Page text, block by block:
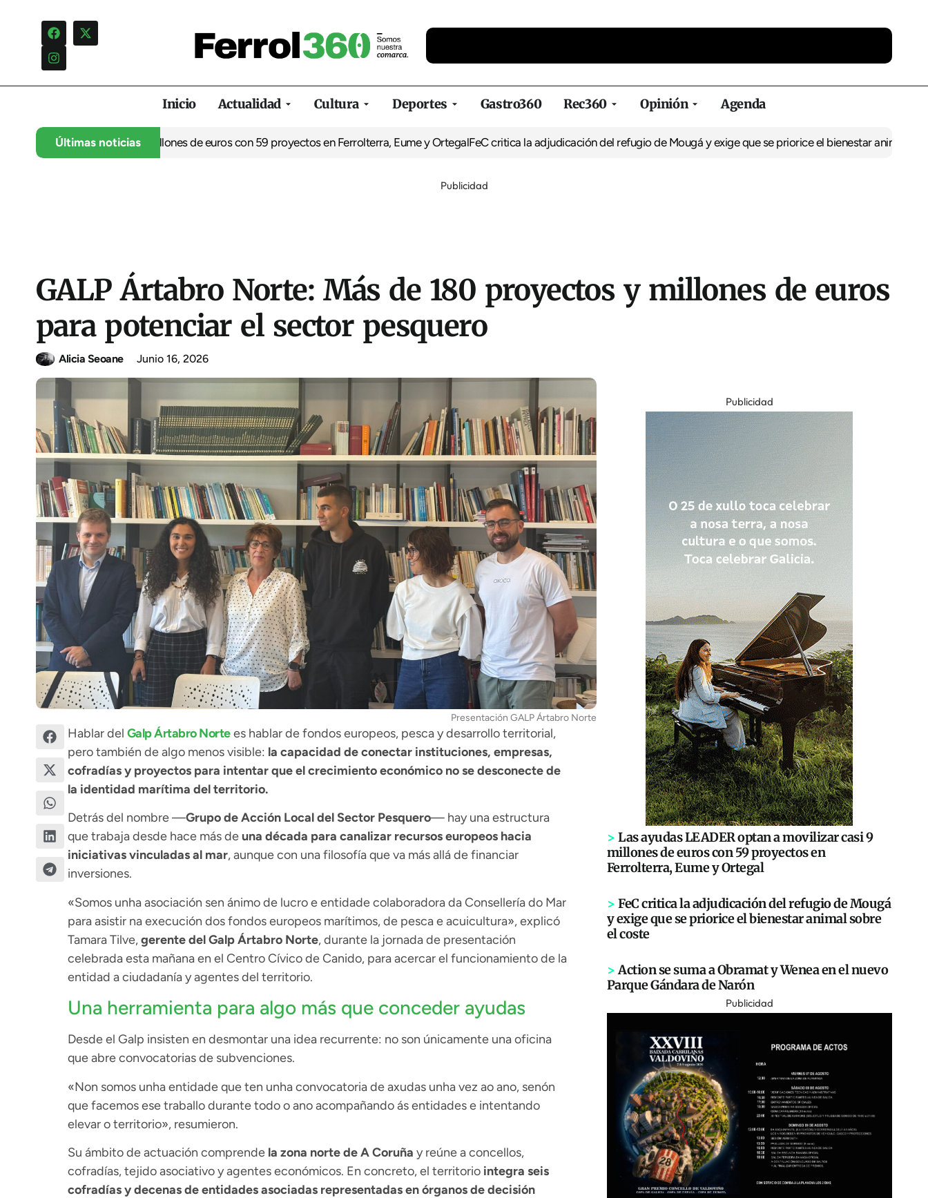
Inicio Actualidad Cultura Deportes Gastro360 Rec360 Opinión Agenda
Últimas noticias
a movilizar casi 9 millones de euros con 59 proyectos en Ferrolterra, Eume y OrtegalFeC critica la adjudicación del refugio de Mougá y exige que se priorice el bienestar animal sobre el coste
Publicidad
GALP Ártabro Norte: Más de 180 proyectos y millones de euros
para potenciar el sector pesquero
Alicia Seoane Junio 16, 2026
Presentación GALP Ártabro Norte
Hablar del Galp Ártabro Nortees hablar de fondos europeos, pesca y desarrollo territorial,
pero también de algo menos visible: la capacidad de conectar instituciones, empresas,
cofradías y proyectos para intentar que el crecimiento económico no se desconecte de
la identidad marítima del territorio.
Detrás del nombre —Grupo de Acción Local del Sector Pesquero— hay una estructura
que trabaja desde hace más deuna década para canalizar recursos europeos hacia
iniciativas vinculadas al mar, aunque con una filosofía que va más allá de financiar
inversiones.
«Somos unha asociación sen ánimo de lucro e entidade colaboradora da Consellería do Mar
para asistir na execución dos fondos europeos marítimos, de pesca e acuicultura», explicó
Tamara Tilve,gerente del Galp Ártabro Norte, durante la jornada de presentación
celebrada esta mañana en el Centro Cívico de Canido, para acercar el funcionamiento de la
entidad a ciudadanía y agentes del territorio.
Una herramienta para algo más que conceder ayudas
Desde el Galp insisten en desmontar una idea recurrente: no son únicamente una oficina
que abre convocatorias de subvenciones.
«Non somos unha entidade que ten unha convocatoria de axudas unha vez ao ano, senón
que facemos ese traballo durante todo o ano acompañando ás entidades e intentando
elevar o territorio», resumieron.
Su ámbito de actuación comprende la zona norte de A Coruña y reúne a concellos,
cofradías, tejido asociativo y agentes económicos. En concreto, el territorio integra seis
cofradías y decenas de entidades asociadas representadas en órganos de decisión
Publicidad
> Las ayudas LEADER optan a movilizar casi 9
millones de euros con 59 proyectos en
Ferrolterra, Eume y Ortegal
> FeC critica la adjudicación del refugio de Mougá
y exige que se priorice el bienestar animal sobre
el coste
> Action se suma a Obramat y Wenea en el nuevo
Parque Gándara de Narón
Publicidad